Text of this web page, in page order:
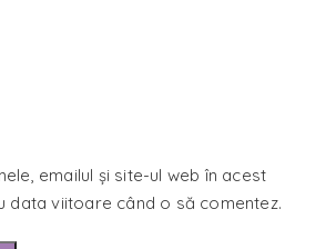
emailul și site-ul web în acest
data viitoare când o să comentez.